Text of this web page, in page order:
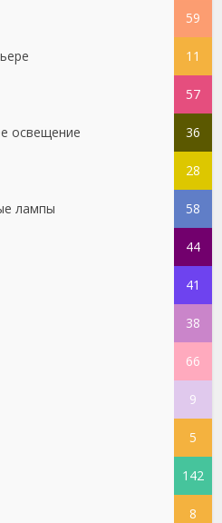
59
11
57
освещение 36
28
лампы 58
44
41
38
66
9
5
142
8